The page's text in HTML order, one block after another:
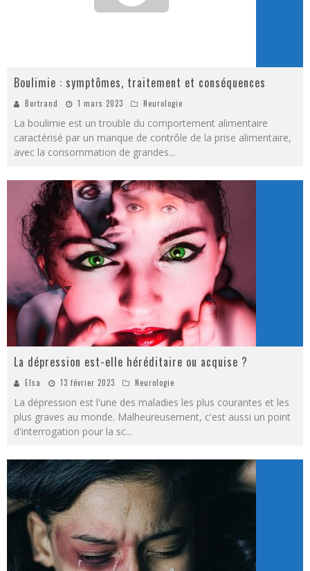
Boulimie : symptômes, traitement et conséquences
Bertrand 1 mars 2023 Neurologie
La boulimie est un trouble du comportement alimentaire
caractérisé par un manque de contrôle de la prise alimentaire,
avec la consommation de grandes...
La dépression est-elle héréditaire ou acquise ?
Elsa 13 février 2023 Neurologie
La dépression est l'une des maladies les plus courantes et les
plus graves au monde. Malheureusement, c'est aussi un point
d'interrogation pour la sc...